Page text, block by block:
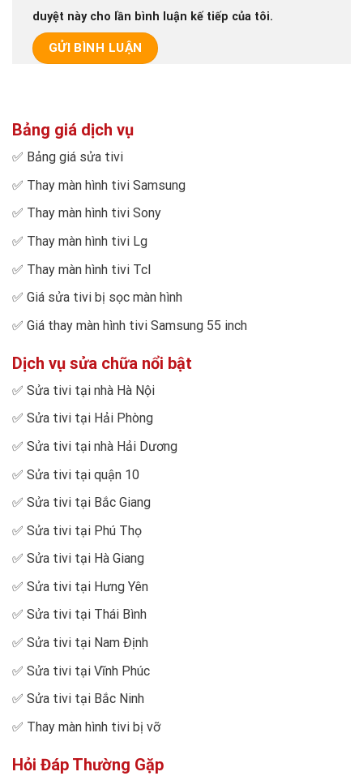
duyệt này cho lần bình luận kế tiếp của tôi.
Bảng giá dịch vụ
✅ Bảng giá sửa tivi
✅ Thay màn hình tivi Samsung
✅ Thay màn hình tivi Sony
✅ Thay màn hình tivi Lg
✅ Thay màn hình tivi Tcl
✅ Giá sửa tivi bị sọc màn hình
✅ Giá thay màn hình tivi Samsung 55 inch
Dịch vụ sửa chữa nổi bật
✅ Sửa tivi tại nhà Hà Nội
✅ Sửa tivi tại Hải Phòng
✅ Sửa tivi tại nhà Hải Dương
✅ Sửa tivi tại quận 10
✅ Sửa tivi tại Bắc Giang
✅ Sửa tivi tại Phú Thọ
✅ Sửa tivi tại Hà Giang
✅ Sửa tivi tại Hưng Yên
✅ Sửa tivi tại Thái Bình
✅ Sửa tivi tại Nam Định
✅ Sửa tivi tại Vĩnh Phúc
✅ Sửa tivi tại Bắc Ninh
✅ Thay màn hình tivi bị vỡ
Hỏi Đáp Thường Gặp